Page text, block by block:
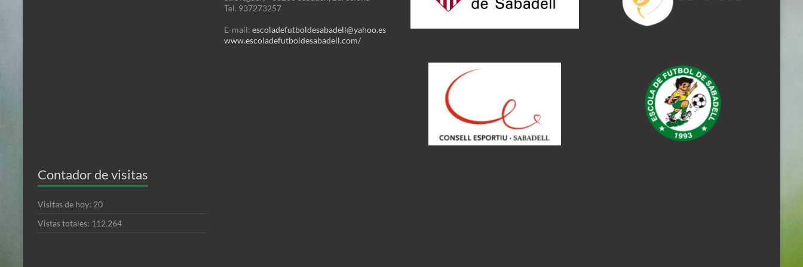
Contador de visitas
Visitas de hoy: 20
Vistas totales: 112.264
Tel. 937273257
E-mail: escoladefutboldesabadell@yahoo.es
www.escoladefutboldesabadell.com/